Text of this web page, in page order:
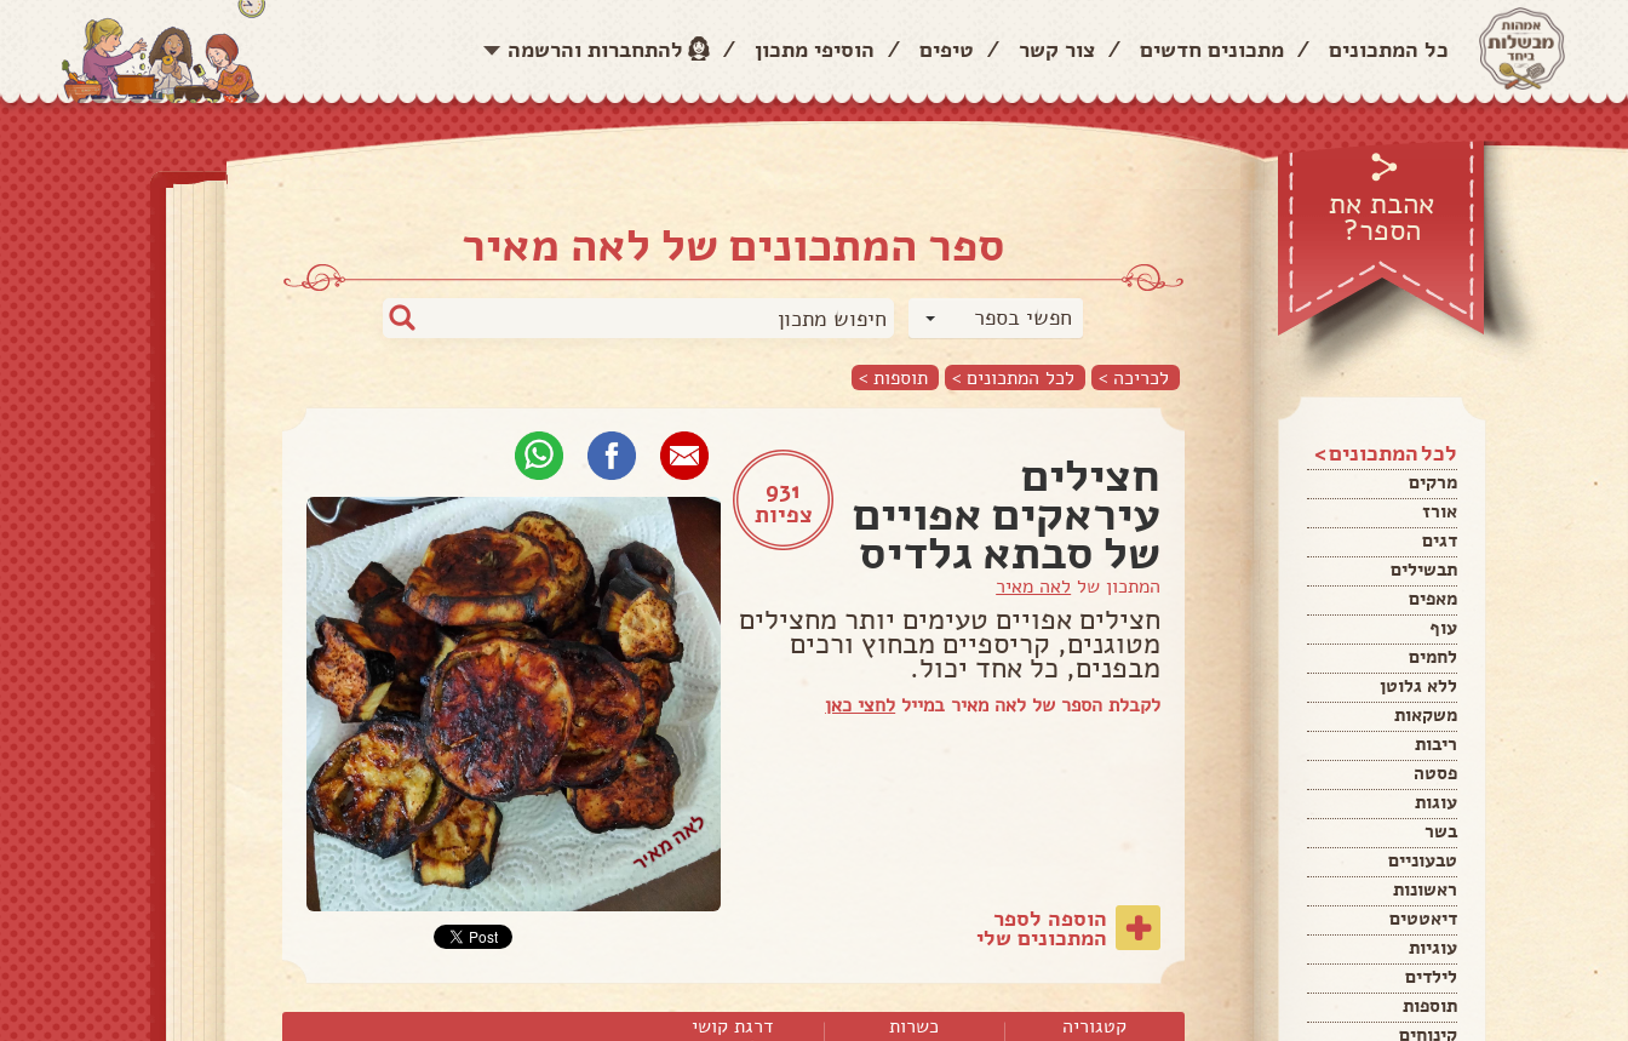
כל המתכונים / מתכונים חדשים / צור קשר / טיפים / הוסיפי מתכון / להתחברות והרשמה
אהבת את
הספר?
לכל המתכונים >
מרקים
אורז
דגים
תבשילים
מאפים
עוף
לחמים
ללא גלוטן
משקאות
ריבות
פסטה
עוגות
בשר
טבעוניים
ראשונות
דיאטטים
עוגיות
לילדים
תוספות
קינוחים
ספר המתכונים של לאה מאיר
חפשי בספר
לכריכה > לכל המתכונים > תוספות >
931
צפיות
חצילים
עיראקים אפויים
של סבתא גלדיס
המתכון של לאה מאיר
חצילים אפויים טעימים יותר מחצילים
מטוגנים, קריספיים מבחוץ ורכים
מבפנים, כל אחד יכול.
לקבלת הספר של לאה מאיר במייל לחצי כאן
הוספה לספר
המתכונים שלי
קטגוריה כשרות דרגת קושי